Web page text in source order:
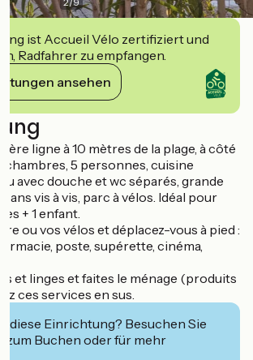
ist Accueil Vélo zertifiziert und
Radfahrer zu empfangen.
ansehen
1ère ligne à 10 mètres de la plage, à côté
chambres, 5 personnes, cuisine
avec douche et wc séparés, grande
sans vis à vis, parc à vélos. Idéal pour
+ 1 enfant.
ou vos vélos et déplacez-vous à pied :
poste, supérette, cinéma,
et linges et faites le ménage (produits
ces services en sus.
diese Einrichtung? Besuchen Sie
zum Buchen oder für mehr